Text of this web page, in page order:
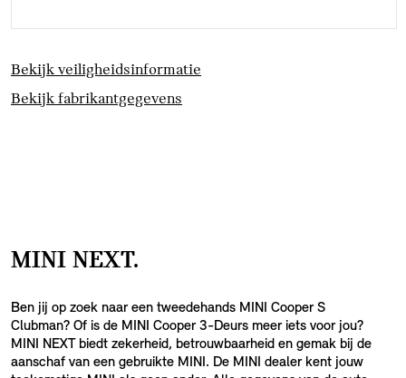
Bekijk veiligheidsinformatie
Bekijk fabrikantgegevens
MINI NEXT.
Ben jij op zoek naar een tweedehands MINI Cooper S
Clubman? Of is de MINI Cooper 3-Deurs meer iets voor jou?
MINI NEXT biedt zekerheid, betrouwbaarheid en gemak bij de
aanschaf van een gebruikte MINI. De MINI dealer kent jouw